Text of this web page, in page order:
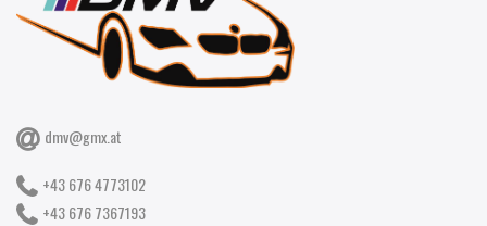
dmv@gmx.at
+43 676 4773102
+43 676 7367193